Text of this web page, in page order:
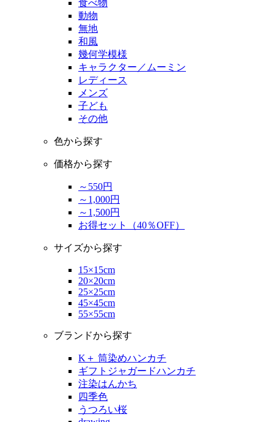
食べ物
動物
無地
和風
幾何学模様
キャラクター／ムーミン
レディース
メンズ
子ども
その他
色から探す
価格から探す
～550円
～1,000円
～1,500円
お得セット（40％OFF）
サイズから探す
15×15cm
20×20cm
25×25cm
45×45cm
55×55cm
ブランドから探す
K＋ 筒染めハンカチ
ギフトジャガードハンカチ
注染はんかち
四季色
うつろい桜